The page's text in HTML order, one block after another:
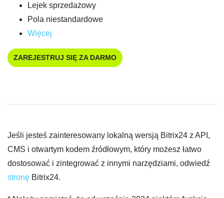
Lejek sprzedażowy
Pola niestandardowe
Więcej
ZAREJESTRUJ SIĘ ZA DARMO
Jeśli jesteś zainteresowany lokalną wersją Bitrix24 z API,
CMS i otwartym kodem źródłowym, który możesz łatwo
dostosować i zintegrować z innymi narzędziami, odwiedź
stronę Bitrix24.